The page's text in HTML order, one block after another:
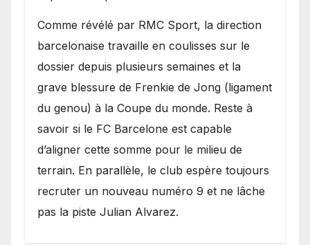
​Comme révélé par RMC Sport, la direction
barcelonaise travaille en coulisses sur le
dossier depuis plusieurs semaines et la
grave blessure de Frenkie de Jong (ligament
du genou) à la Coupe du monde. Reste à
savoir si le FC Barcelone est capable
d’aligner cette somme pour le milieu de
terrain. En parallèle, le club espère toujours
recruter un nouveau numéro 9 et ne lâche
pas la piste Julian Alvarez.